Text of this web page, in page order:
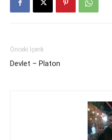
Önceki İçerik
Devlet – Platon